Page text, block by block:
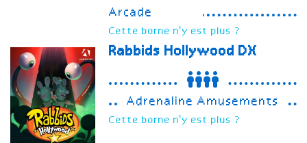
Arcade
Cette borne n'y est plus ?
Rabbids HollywoodDX
Adrenaline Amusements
Cette borne n'y est plus ?